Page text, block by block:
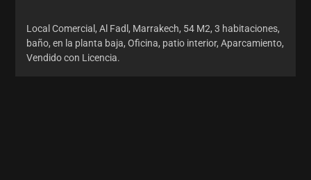
Local Comercial, Al Fadl, Marrakech, 54 M2, 3 habitaciones,
baño, en la planta baja, Oficina, patio interior, Aparcamiento,
Vendido con Licencia.